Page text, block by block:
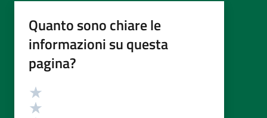
Quanto sono chiare le
informazioni su questa
pagina?
Valutazione